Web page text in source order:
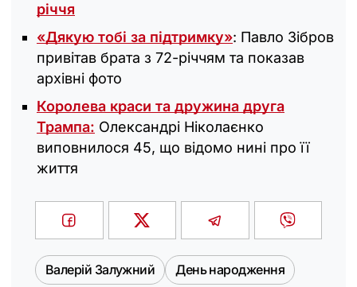
річчя
«Дякую тобі за підтримку»: Павло Зібров
привітав брата з 72-річчям та показав
архівні фото
Королева краси та дружина друга
Трампа: Олександрі Ніколаєнко
виповнилося 45, що відомо нині про її
життя
Валерій Залужний День народження